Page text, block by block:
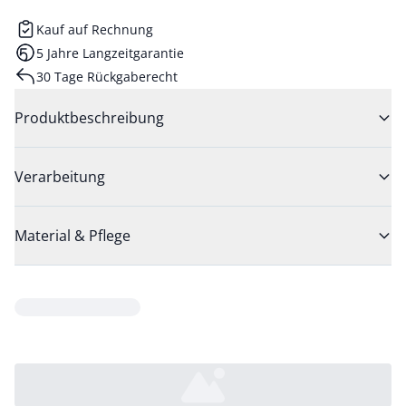
Kauf auf Rechnung
5 Jahre Langzeitgarantie
30 Tage Rückgaberecht
Produktbeschreibung
Verarbeitung
Material & Pflege